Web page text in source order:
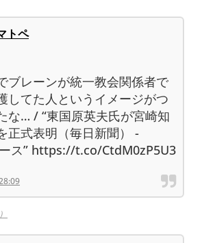
トペ
ブレーンが統一教会関係者で
してた人というイメージがつ
な… / “東国原英夫氏が宮崎知
正式表明（毎日新聞） -
ス” https://t.co/CtdM0zP5U3